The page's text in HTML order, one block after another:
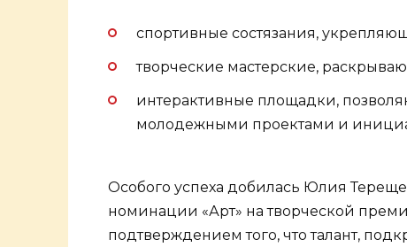
спортивные состязания,
творческие мастерские,
интерактивные площадки,
молодежными проектами и
Особого успеха добилась Юлия
номинации «Арт» на творческой
подтверждением того, что талант,